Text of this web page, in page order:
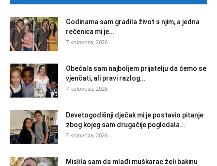
Godinama sam gradila život s njim, a jedna
rečenica mi je...
7 kolovoza, 2026
Obećala sam najboljem prijatelju da ćemo se
vjenčati, ali pravi razlog...
7 kolovoza, 2026
Devetogodišnji dječak mi je postavio pitanje
zbog kojeg sam drugačije pogledala...
7 kolovoza, 2026
Mislila sam da mlađi muškarac želi bakinu